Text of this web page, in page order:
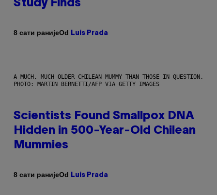
Study Finds
8 сати ранијеOd Luis Prada
A MUCH, MUCH OLDER CHILEAN MUMMY THAN THOSE IN QUESTION.
PHOTO: MARTIN BERNETTI/AFP VIA GETTY IMAGES
Scientists Found Smallpox DNA
Hidden in 500-Year-Old Chilean
Mummies
8 сати ранијеOd Luis Prada